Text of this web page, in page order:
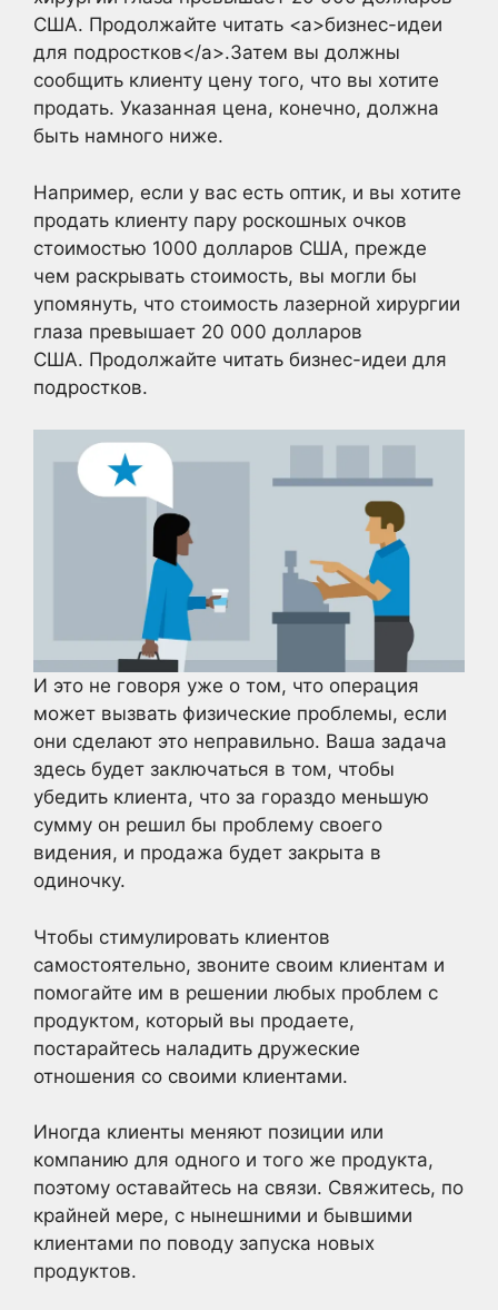
США. Продолжайте читать <a>бизнес-идеи
для подростков</a>.Затем вы должны
сообщить клиенту цену того, что вы хотите
продать. Указанная цена, конечно, должна
быть намного ниже.
Например, если у вас есть оптик, и вы хотите
продать клиенту пару роскошных очков
стоимостью 1000 долларов США, прежде
чем раскрывать стоимость, вы могли бы
упомянуть, что стоимость лазерной хирургии
глаза превышает 20 000 долларов
США. Продолжайте читать бизнес-идеи для
подростков.
И это не говоря уже о том, что операция
может вызвать физические проблемы, если
они сделают это неправильно. Ваша задача
здесь будет заключаться в том, чтобы
убедить клиента, что за гораздо меньшую
сумму он решил бы проблему своего
видения, и продажа будет закрыта в
одиночку.
Чтобы стимулировать клиентов
самостоятельно, звоните своим клиентам и
помогайте им в решении любых проблем с
продуктом, который вы продаете,
постарайтесь наладить дружеские
отношения со своими клиентами.
Иногда клиенты меняют позиции или
компанию для одного и того же продукта,
поэтому оставайтесь на связи. Свяжитесь, по
крайней мере, с нынешними и бывшими
клиентами по поводу запуска новых
продуктов.